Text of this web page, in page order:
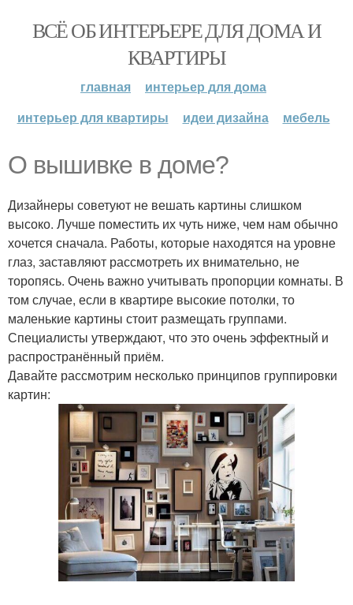
ВСЁ ОБ ИНТЕРЬЕРЕ ДЛЯ ДОМА И
КВАРТИРЫ
главная
интерьер для дома
интерьер для квартиры
идеи дизайна мебель
О вышивке в доме?
Дизайнеры советуют не вешать картины слишком
высоко. Лучше поместить их чуть ниже, чем нам обычно
хочется сначала. Работы, которые находятся на уровне
глаз, заставляют рассмотреть их внимательно, не
торопясь. Очень важно учитывать пропорции комнаты. В
том случае, если в квартире высокие потолки, то
маленькие картины стоит размещать группами.
Специалисты утверждают, что это очень эффектный и
распространённый приём.
Давайте рассмотрим несколько принципов группировки
картин: